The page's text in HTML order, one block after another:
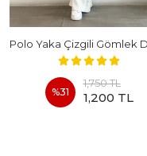
%31
1,750 TL
1,200 TL